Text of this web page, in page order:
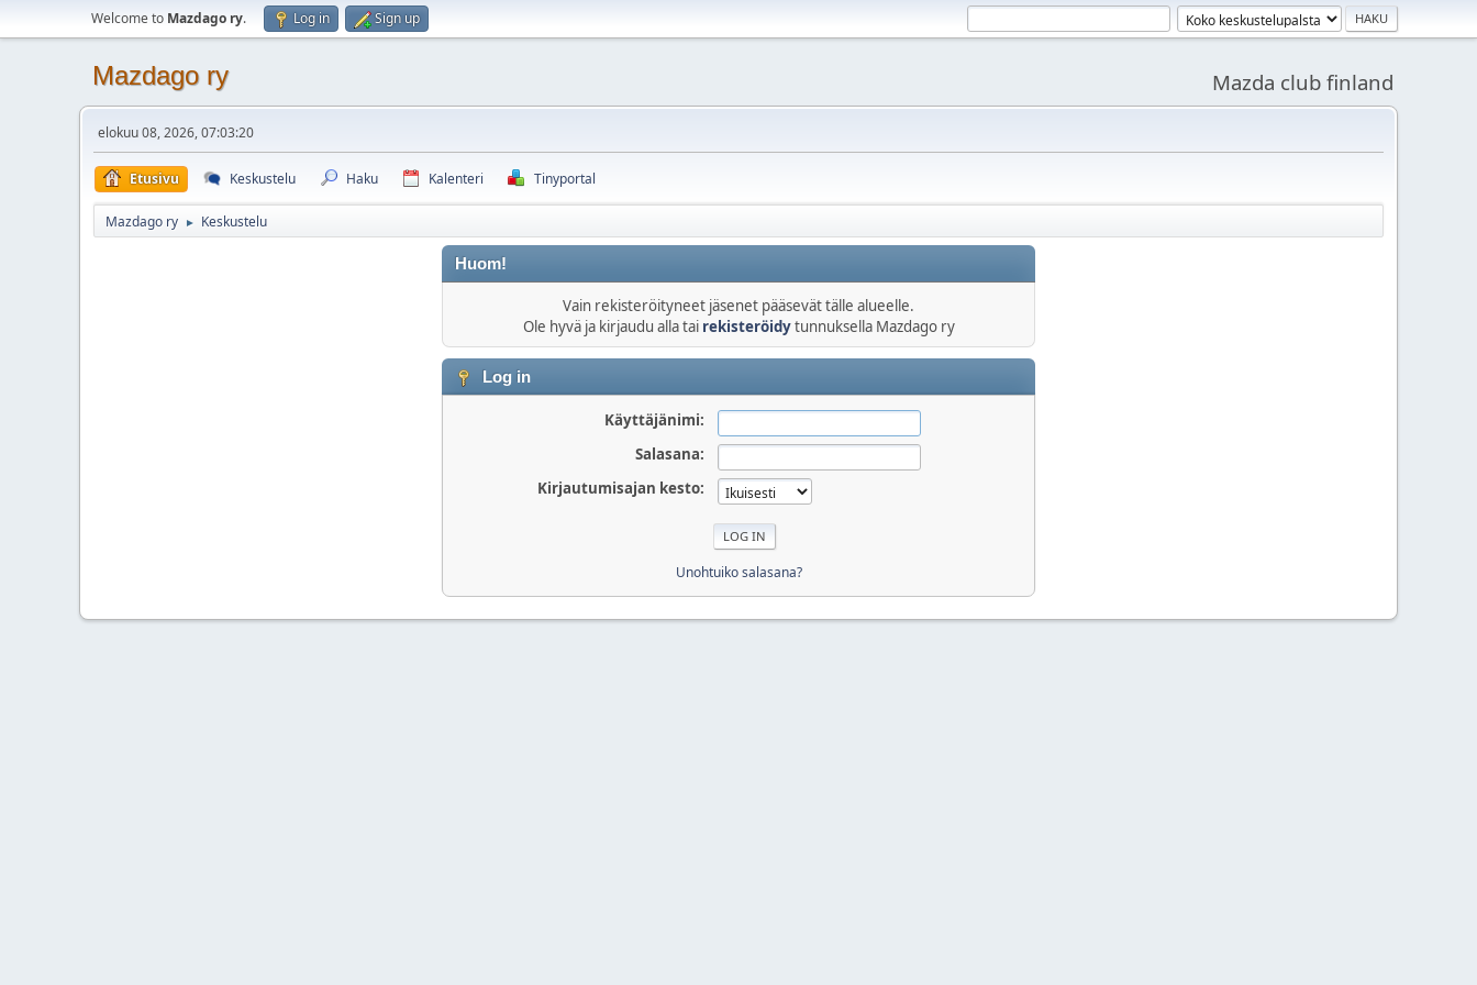
Welcome to Mazdago ry. Log in Sign up
Mazdago ry Mazda club finland
elokuu 08, 2026, 07:03:20
Etusivu Keskustelu Haku Kalenteri Tinyportal
Mazdago ry ► Keskustelu
Huom!
Vain rekisteröityneet jäsenet pääsevät tälle alueelle.
Ole hyvä ja kirjaudu alla tai rekisteröidytunnuksella Mazdago ry
Log in
Käyttäjänimi:
Salasana:
Kirjautumisajan kesto:
Unohtuiko salasana?